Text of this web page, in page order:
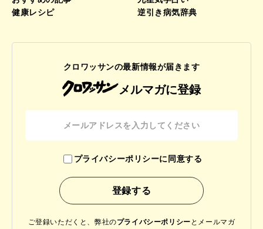
健康レシピ
逆引き病気辞典
クロワッサンの最新情報が届きます
メルマガに登録
プライバシーポリシーに同意する
ご登録いただくと、弊社のプライバシーポリシー と メールマガ